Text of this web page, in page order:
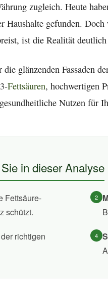
zugleich. Heute
Haushalte gefunden.
ist die Realität deutlich
glänzenden Fassaden
Fettsäuren, hochwertigen
Nutzen für
in dieser Analyse
Fettsäure-
schützt.
2
richtigen
4